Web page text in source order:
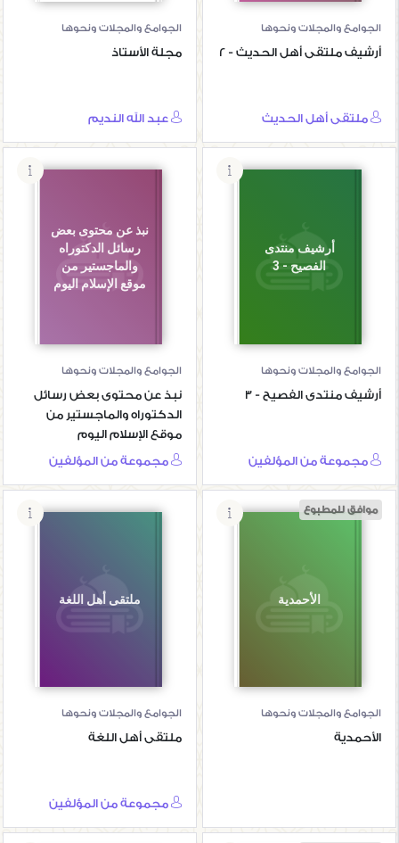
الجوامع والمجلات ونحوها
أرشيف ملتقى أهل الحديث - 2
ملتقى أهل الحديث
الجوامع والمجلات ونحوها
مجلة الأستاذ
عبد الله النديم
أرشيف منتدى
الفصيح - 3
الجوامع والمجلات ونحوها
أرشيف منتدى الفصيح - 3
مجموعة من المؤلفين
نبذ عن محتوى بعض
رسائل الدكتوراه
والماجستير من
موقع الإسلام اليوم
الجوامع والمجلات ونحوها
نبذ عن محتوى بعض رسائل
الدكتوراه والماجستير من
موقع الإسلام اليوم
مجموعة من المؤلفين
موافق للمطبوع
الأحمدية
الجوامع والمجلات ونحوها
الأحمدية
ملتقى أهل اللغة
الجوامع والمجلات ونحوها
ملتقى أهل اللغة
مجموعة من المؤلفين